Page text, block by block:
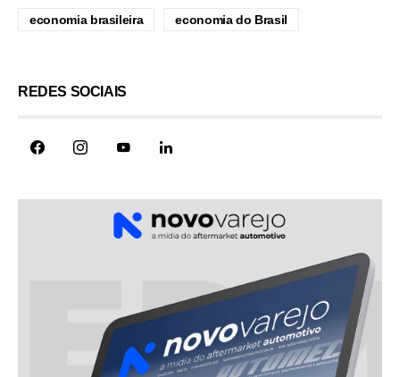
economia brasileira economia do Brasil
REDES SOCIAIS